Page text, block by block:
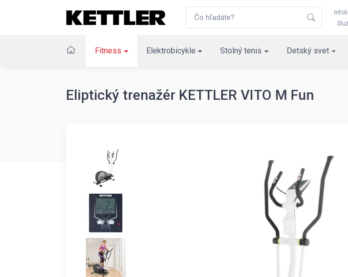
Fitness Elektrobicykle Stolný tenis Detský svet
Eliptický trenažér KETTLER VITO M Fun